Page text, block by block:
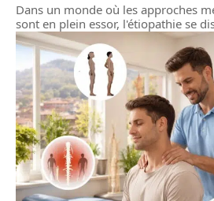
Dans un monde où les approches
sont en plein essor, l'étiopathie se